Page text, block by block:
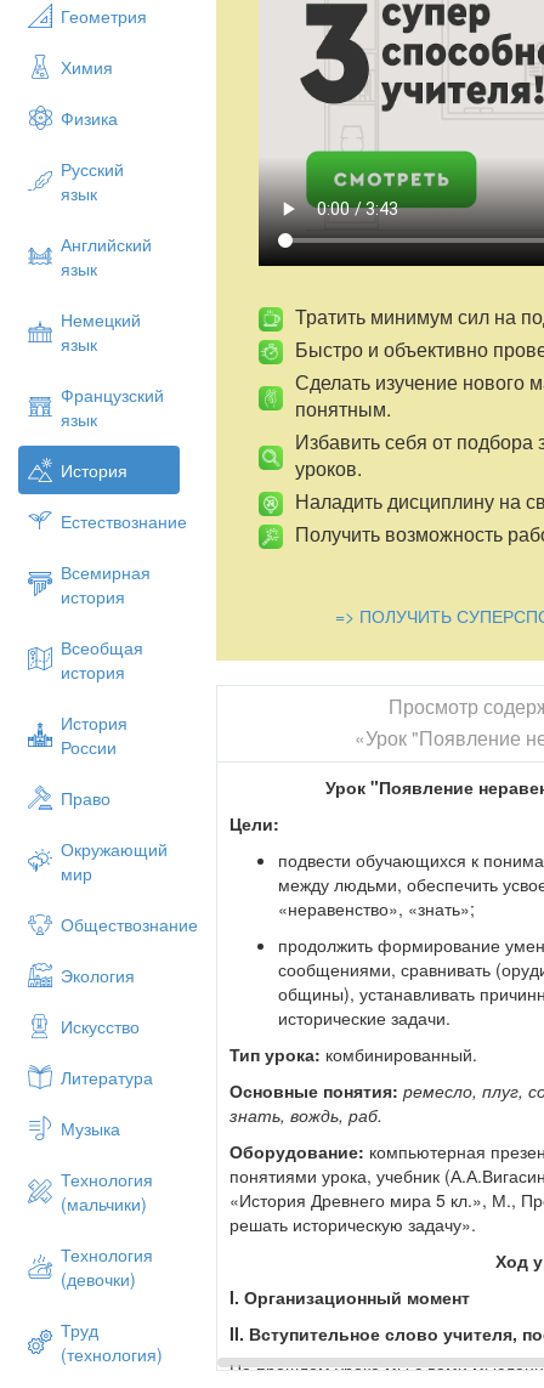
Геометрия
Химия
Физика
Русский
язык
Английский
язык
Немецкий
язык
Французский
язык
История
Естествознание
Всемирная
история
Всеобщая
история
История
России
Право
Окружающий
мир
Обществознание
Экология
Искусство
Литература
Музыка
Технология
(мальчики)
Технология
(девочки)
Труд
(технология)
Тратить минимум сил на
Быстро и объективно
Сделать изучение нового
понятным.
Избавить себя от подбора
уроков.
Наладить дисциплину на
Получить возможность
=> ПОЛУЧИТЬ
Просмотр
«Урок "Появление
Урок "Появление
Цели:
подвести обучающихся к
между людьми, обеспечить
«неравенство», «знать»;
продолжить формирование
сообщениями, сравнивать
общины), устанавливать
исторические задачи.
Тип урока: комбинированный.
Основные понятия:ремесло, плуг,
знать, вождь, раб.
Оборудование: компьютерная
понятиями урока, учебник
«История Древнего мира 5 кл.», М.,
решать историческую задачу».
Ход
I. Организационный момент
II. Вступительное слово учителя,
На прошлом уроке мы с вами